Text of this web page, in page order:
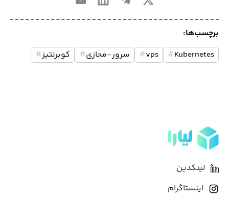
برچسب‌ها:
Kubernetes
#
vps
# سرور-مجازی# کوبرنتیز#
لینکدین
اینستاگرام